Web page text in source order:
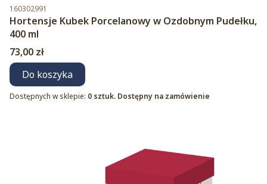
Kod produktu
160302991
Hortensje Kubek Porcelanowy w Ozdobnym Pudełku,
400 ml
Cena
73,00 zł
Do koszyka
Dostępnych w sklepie: 0 sztuk. Dostępny na zamówienie